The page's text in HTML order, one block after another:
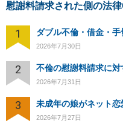
慰謝料請求された側の法
1
2026年7月30日
2 不倫の慰謝料請求に
2026年7月31日
3
2026年7月27日